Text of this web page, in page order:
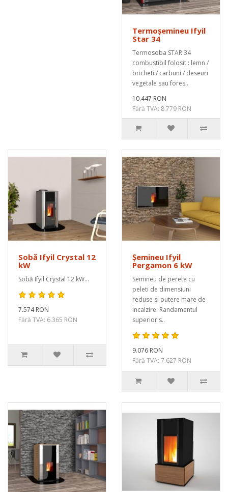
Termoșemineu Ifyil
Star 34
Termosoba STAR 34
combustibil folosit : lemn /
bricheti / carbuni / deseuri
vegetale sau fores..
10.447 RON
Fără TVA: 8.779 RON
Sobă Ifyil Crystal 12
kW
Sobă Ifyil Crystal 12 kW...
7.574 RON
Fără TVA: 6.365 RON
Șemineu Ifyil
Pergamon 6 kW
Semineu de perete cu
peleti de dimensiuni
reduse si putere mare de
incalzire. Randamentul
superior s..
9.076 RON
Fără TVA: 7.627 RON